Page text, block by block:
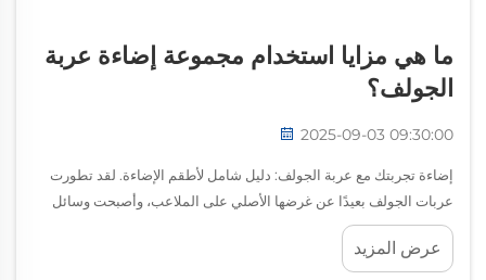
ما هي مزايا استخدام مجموعة إضاءة عربة
الجولف؟
2025-09-03 09:30:00
إضاءة تجربتك مع عربة الجولف: دليل شامل لأطقم الإضاءة. لقد تطورت
عربات الجولف بعيدًا عن غرضها الأصلي على الملاعب، وأصبحت وسائل
نقل شائعة في الأحياء السكنية والمنتجعات ومختلف الأنشطة الترفيهية. ومع
تزايد استخدام هذه العربات...
عرض المزيد